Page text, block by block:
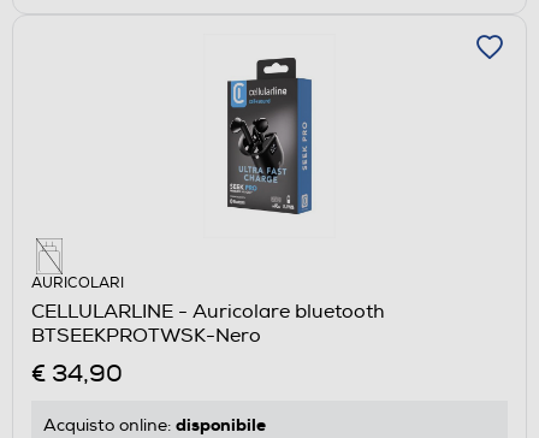
AURICOLARI
CELLULARLINE - Auricolare bluetooth
BTSEEKPROTWSK-Nero
€ 34,90
Acquisto online: disponibile